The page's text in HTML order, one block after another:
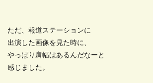
ただ、報道ステーションに
出演した画像を見た時に、
やっぱり肩幅はあるんだなーと
感じました。